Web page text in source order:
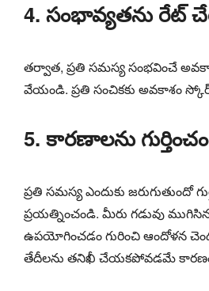
4. సంభావ్యతను రేట్
తర్వాత, ప్రతి సమస్య సంభవించే
వేయండి. ప్రతి సంచికకు అవకాశం
5. కారణాలను
ప్రతి సమస్య ఎందుకు జరుగుతుందో
ప్రయత్నించండి. మీరు గడువు
ఉపయోగించడం గురించి ఆందోళన
తేదీలను తనిఖీ చేయకపోవడమే